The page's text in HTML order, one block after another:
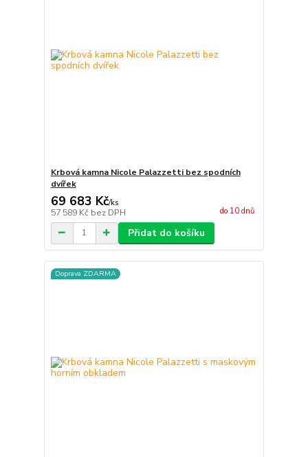
Krbová kamna Nicole Palazzetti bez spodních
dvířek
69 683 Kč/ks
57 589 Kč bez DPH do 10 dnů
Přidat do košíku
Doprava ZDARMA